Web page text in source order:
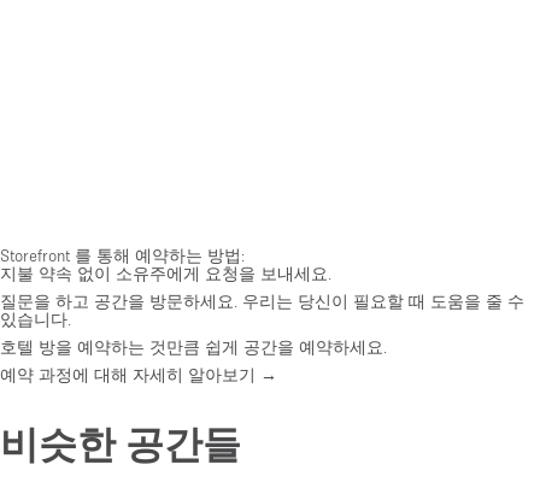
Storefront 를 통해 예약하는 방법:
지불 약속 없이 소유주에게 요청을 보내세요.
질문을 하고 공간을 방문하세요. 우리는 당신이 필요할 때 도움을 줄 수
있습니다.
호텔 방을 예약하는 것만큼 쉽게 공간을 예약하세요.
예약 과정에 대해 자세히 알아보기 →
비슷한 공간들